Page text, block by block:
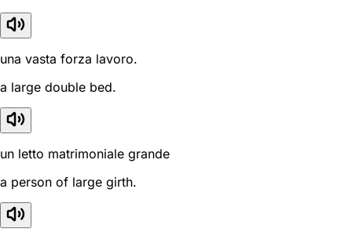
una vasta forza lavoro.
a large double bed.
un letto matrimoniale grande
a person of large girth.